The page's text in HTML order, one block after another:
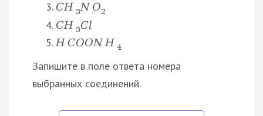
CH 3N O2
CH 3Cl
H COON H 4
Запишите в поле ответа номера
выбранных соединений.